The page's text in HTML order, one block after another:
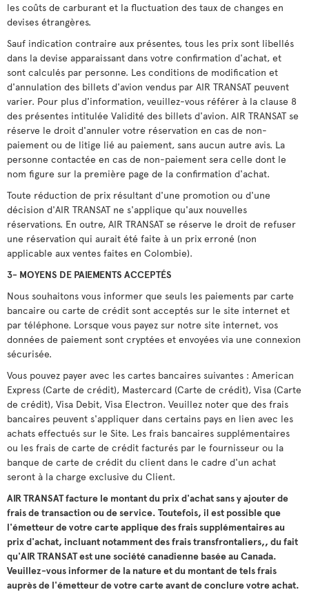
les coûts de carburant et la fluctuation des taux de changes en
devises étrangères.
Sauf indication contraire aux présentes, tous les prix sont libellés
dans la devise apparaissant dans votre confirmation d'achat, et
sont calculés par personne. Les conditions de modification et
d'annulation des billets d'avion vendus par AIR TRANSAT peuvent
varier. Pour plus d'information, veuillez-vous référer à la clause 8
des présentes intitulée Validité des billets d'avion. AIR TRANSAT se
réserve le droit d'annuler votre réservation en cas de non-
paiement ou de litige lié au paiement, sans aucun autre avis. La
personne contactée en cas de non-paiement sera celle dont le
nom figure sur la première page de la confirmation d'achat.
Toute réduction de prix résultant d'une promotion ou d'une
décision d'AIR TRANSAT ne s'applique qu'aux nouvelles
réservations. En outre, AIR TRANSAT se réserve le droit de refuser
une réservation qui aurait été faite à un prix erroné (non
applicable aux ventes faites en Colombie).
3- MOYENS DE PAIEMENTS ACCEPTÉS
Nous souhaitons vous informer que seuls les paiements par carte
bancaire ou carte de crédit sont acceptés sur le site internet et
par téléphone. Lorsque vous payez sur notre site internet, vos
données de paiement sont cryptées et envoyées via une connexion
sécurisée.
Vous pouvez payer avec les cartes bancaires suivantes : American
Express (Carte de crédit), Mastercard (Carte de crédit), Visa (Carte
de crédit), Visa Debit, Visa Electron. Veuillez noter que des frais
bancaires peuvent s'appliquer dans certains pays en lien avec les
achats effectués sur le Site. Les frais bancaires supplémentaires
ou les frais de carte de crédit facturés par le fournisseur ou la
banque de carte de crédit du client dans le cadre d'un achat
seront à la charge exclusive du Client.
AIR TRANSAT facture le montant du prix d'achat sans y ajouter de
frais de transaction ou de service. Toutefois, il est possible que
l'émetteur de votre carte applique des frais supplémentaires au
prix d'achat, incluant notamment des frais transfrontaliers,, du fait
qu'AIR TRANSAT est une société canadienne basée au Canada.
Veuillez-vous informer de la nature et du montant de tels frais
auprès de l'émetteur de votre carte avant de conclure votre achat.